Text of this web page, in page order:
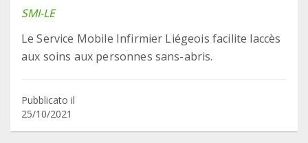
SMI-LE
Le Service Mobile Infirmier Liégeois facilite laccès
aux soins aux personnes sans-abris.
Pubblicato il
25/10/2021